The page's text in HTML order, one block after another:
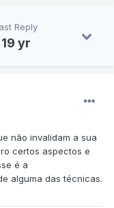
Reply
19 yr
não invalidam a sua
certos aspectos e
é a
alguma das técnicas.